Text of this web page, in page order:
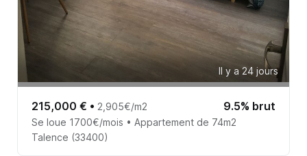
Il y a 24 jours
215,000 € • 2,905€/m2 9.5% brut
Se loue 1700€/mois • Appartement de 74m2
Talence (33400)